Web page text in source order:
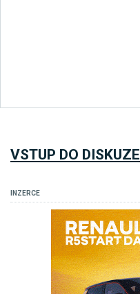
VSTUP DO DISKUZE
INZERCE